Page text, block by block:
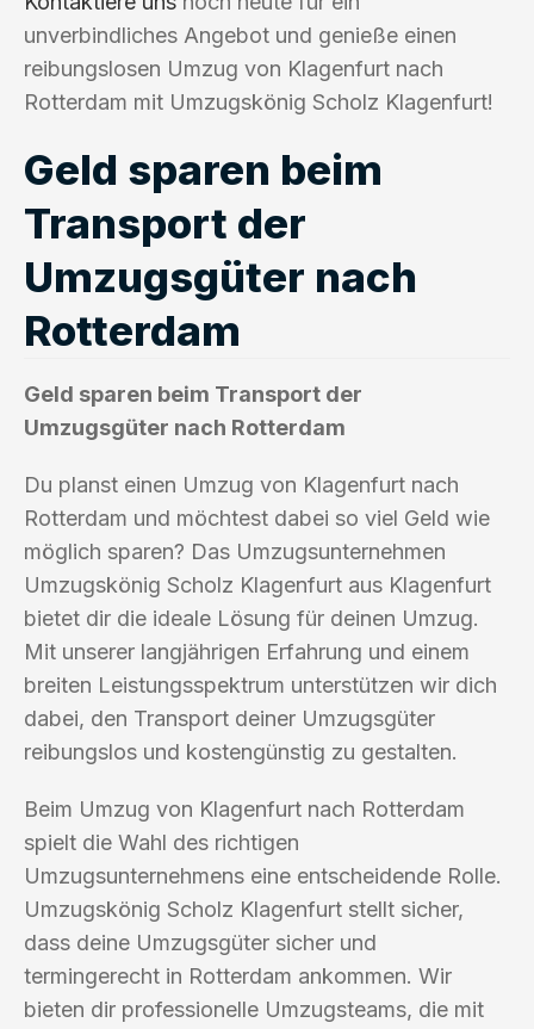
unverbindliches Angebot und genieße einen
reibungslosen Umzug von Klagenfurt nach
Rotterdam mit Umzugskönig Scholz Klagenfurt!
Geld sparen beim
Transport der
Umzugsgüter nach
Rotterdam
Geld sparen beim Transport der
Umzugsgüter nach Rotterdam
Du planst einen Umzug von Klagenfurt nach
Rotterdam und möchtest dabei so viel Geld wie
möglich sparen? Das Umzugsunternehmen
Umzugskönig Scholz Klagenfurt aus Klagenfurt
bietet dir die ideale Lösung für deinen Umzug.
Mit unserer langjährigen Erfahrung und einem
breiten Leistungsspektrum unterstützen wir dich
dabei, den Transport deiner Umzugsgüter
reibungslos und kostengünstig zu gestalten.
Beim Umzug von Klagenfurt nach Rotterdam
spielt die Wahl des richtigen
Umzugsunternehmens eine entscheidende Rolle.
Umzugskönig Scholz Klagenfurt stellt sicher,
dass deine Umzugsgüter sicher und
termingerecht in Rotterdam ankommen. Wir
bieten dir professionelle Umzugsteams, die mit